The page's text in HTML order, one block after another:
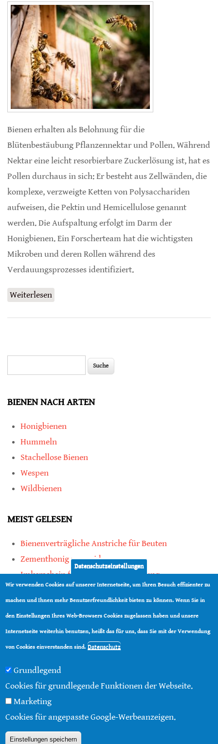
Bienen erhalten als Belohnung für die
Blütenbestäubung Pflanzennektar und Pollen. Während
Nektar eine leicht resorbierbare Zuckerlösung ist, hat es
Pollen durchaus in sich: Er besteht aus Zellwänden, die
komplexe, verzweigte Ketten von Polysacchariden
aufweisen, die Pektin und Hemicellulose genannt
werden. Die Aufspaltung erfolgt im Darm der
Honigbienen. Ein Forscherteam hat die wichtigsten
Mikroben und deren Rollen während des
Verdauungsprozesses identifiziert.
Weiterlesen
BIENEN NACH ARTEN
Honigbienen
Hummeln
Stachellose Bienen
Wespen
Wildbienen
MEIST GELESEN
Bienenverträgliche Anstriche für Beuten
Zementhonig vermeiden
Imkerschein für Honigbienen-Haltung
Kauf von Mittelwänden ist Vertrauenssache
teilen
Datenschutzeinstellungen
Wir verwenden Cookies auf unserer Internetseite, um Ihren Besuch effizienter zu
machen und Ihnen mehr Benutzerfreundlichkeit bieten zu können. Wenn Sie in
den Einstellungen Ihres Web-Browsers Cookies zugelassen haben und unsere
Internetseite weiterhin benutzen, heißt das für uns, dass Sie mit der Verwendung
von Cookies einverstanden sind. Datenschutz
Grundlegend
Cookies für grundlegende Funktionen der Webseite.
Marketing
Cookies für angepasste Google-Werbeanzeigen.
Einstellungen speichern